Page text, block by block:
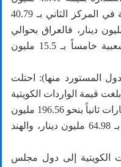
دينار، تلتها المملكة العربية السعودية في المركز الثاني بـ 40.79
دينار، ثم الهند بواقع 18.51 مليون دينار، فالعراق بحوالي
17.47 مليون دينار، وحلت الصين شعبية خامساً بـ 15.5 مليون
المستورد منها): احتلت
قيمة الواردات الكويتية
منها 227.01 مليون دينار، وجاءت الإمارات ثانياً بنحو 196.56 مليون
دينار، ثم الولايات المتحدة الأمريكية بـ 64.98 مليون دينار، والهند
إلى دول مجلس